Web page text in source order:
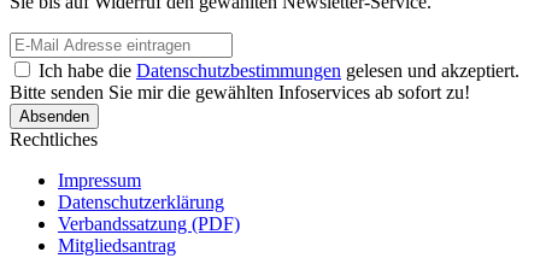
Ich habe die Datenschutzbestimmungen gelesen und akzeptiert.
Bitte senden Sie mir die gewählten Infoservices ab sofort zu!
Rechtliches
Impressum
Datenschutzerklärung
Verbandssatzung (PDF)
Mitgliedsantrag